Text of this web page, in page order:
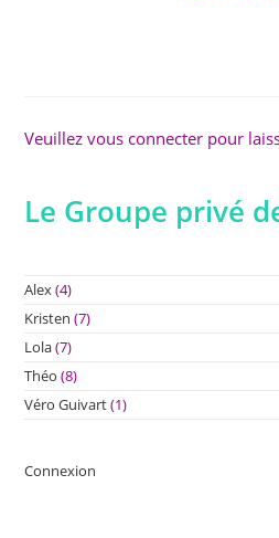
Veuillez vous connecter pour
Le Groupe privé
Alex(4)
Kristen (7)
Lola(7)
Théo (8)
Véro Guivart(1)
Connexion